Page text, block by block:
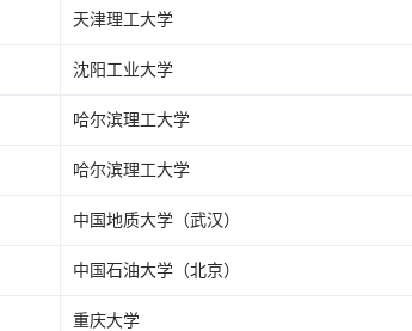
天津理工大学
沈阳工业大学
哈尔滨理工大学
哈尔滨理工大学
中国地质大学（武汉）
中国石油大学（北京）
重庆大学